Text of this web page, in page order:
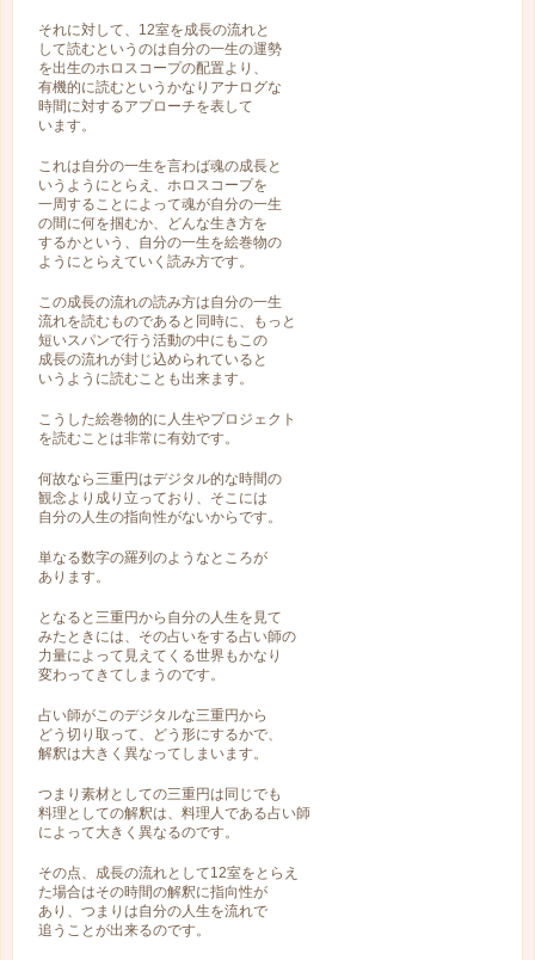
それに対して、12室を成長の流れと
して読むというのは自分の一生の運勢
を出生のホロスコープの配置より、
有機的に読むというかなりアナログな
時間に対するアプローチを表して
います。
これは自分の一生を言わば魂の成長と
いうようにとらえ、ホロスコープを
一周することによって魂が自分の一生
の間に何を掴むか、どんな生き方を
するかという、自分の一生を絵巻物の
ようにとらえていく読み方です。
この成長の流れの読み方は自分の一生
流れを読むものであると同時に、もっと
短いスパンで行う活動の中にもこの
成長の流れが封じ込められていると
いうように読むことも出来ます。
こうした絵巻物的に人生やプロジェクト
を読むことは非常に有効です。
何故なら三重円はデジタル的な時間の
観念より成り立っており、そこには
自分の人生の指向性がないからです。
単なる数字の羅列のようなところが
あります。
となると三重円から自分の人生を見て
みたときには、その占いをする占い師の
力量によって見えてくる世界もかなり
変わってきてしまうのです。
占い師がこのデジタルな三重円から
どう切り取って、どう形にするかで、
解釈は大きく異なってしまいます。
つまり素材としての三重円は同じでも
料理としての解釈は、料理人である占い師
によって大きく異なるのです。
その点、成長の流れとして12室をとらえ
た場合はその時間の解釈に指向性が
あり、つまりは自分の人生を流れで
追うことが出来るのです。